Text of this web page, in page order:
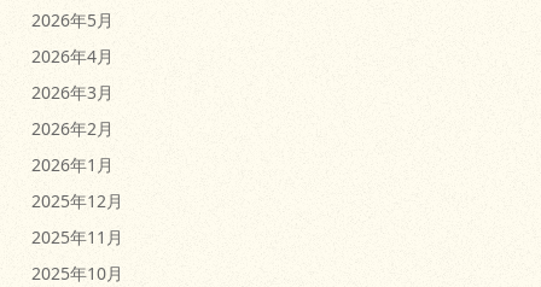
2026年5月
2026年4月
2026年3月
2026年2月
2026年1月
2025年12月
2025年11月
2025年10月